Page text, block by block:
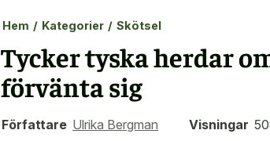
Hem / Kategorier / Skötsel
Tycker tyska herdar
förvänta sig
Författare Ulrika Bergman Visningar